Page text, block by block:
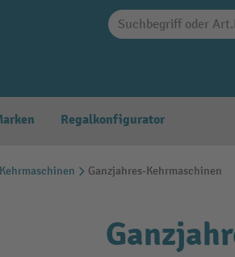
Regalkonfigurator
Kehrmaschinen Ganzjahres-Kehrmaschinen